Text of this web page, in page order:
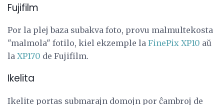
Fujifilm
Por la plej baza subakva foto, provu malmultekosta
"malmola" fotilo, kiel ekzemple la FinePix XP10 aŭ
la XP170 de Fujifilm.
Ikelita
Ikelite portas submarajn domojn por ĉambroj de